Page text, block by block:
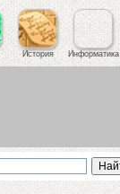
История Информатика